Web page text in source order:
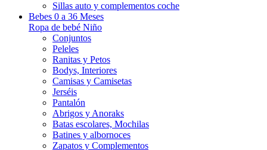
Sillas auto y complementos coche
Bebes 0 a 36 Meses
Ropa de bebé Niño
Conjuntos
Peleles
Ranitas y Petos
Bodys, Interiores
Camisas y Camisetas
Jerséis
Pantalón
Abrigos y Anoraks
Batas escolares, Mochilas
Batines y albornoces
Zapatos y Complementos